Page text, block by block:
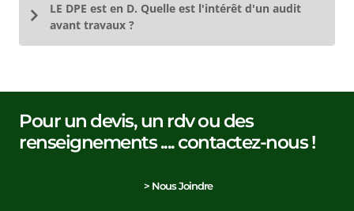
LE DPE est en D. Quelle est l'intérêt d'un audit
avant travaux ?
Pour un devis, un rdv ou des
renseignements .... contactez-nous !
> Nous Joindre